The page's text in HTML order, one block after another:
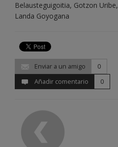
Belausteguigoitia, Gotzon
Landa Goyogana
Enviar a un amigo
0
Añadir comentario
0